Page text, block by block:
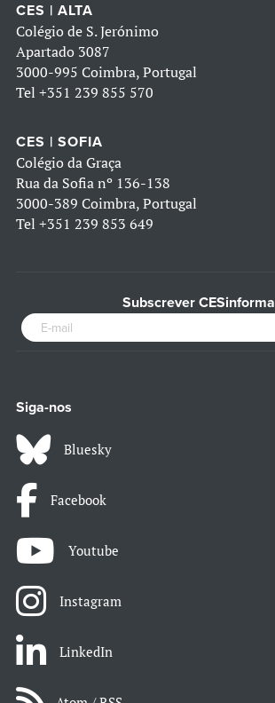
CES | ALTA
Colégio de S. Jerónimo
Apartado 3087
3000-995 Coimbra, Portugal
Tel +351 239 855 570
CES | SOFIA
Colégio da Graça
Rua da Sofia nº 136-138
3000-389 Coimbra, Portugal
Tel +351 239 853 649
Subscrever CESinforma
Siga-nos
Bluesky
Facebook
Youtube
Instagram
LinkedIn